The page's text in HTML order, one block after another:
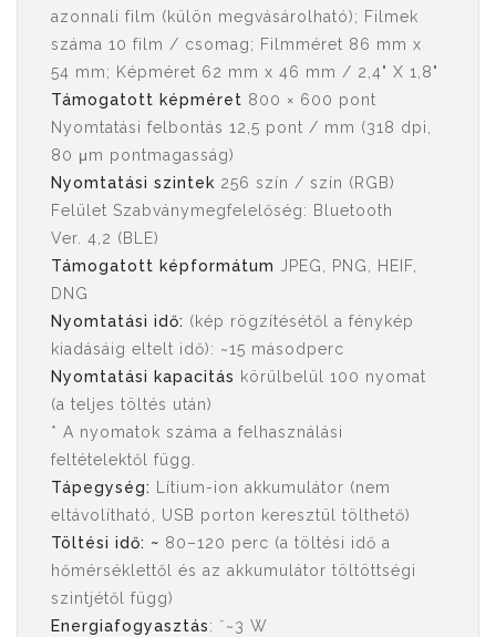
azonnali film (külön megvásárolható); Filmek
száma 10 film / csomag; Filmméret 86 mm x
54 mm; Képméret 62 mm x 46 mm / 2,4" X 1,8"
Támogatott képméret 800 × 600 pont
Nyomtatási felbontás 12,5 pont / mm (318 dpi,
80 μm pontmagasság)
Nyomtatási szintek 256 szín / szín (RGB)
Felület Szabványmegfelelőség: Bluetooth
Ver. 4,2 (BLE)
Támogatott képformátum JPEG, PNG, HEIF,
DNG
Nyomtatási idő: (kép rögzítésétől a fénykép
kiadásáig eltelt idő): ~15 másodperc
Nyomtatási kapacitás körülbelül 100 nyomat
(a teljes töltés után)
* A nyomatok száma a felhasználási
feltételektől függ.
Tápegység: Lítium-ion akkumulátor (nem
eltávolítható, USB porton keresztül tölthető)
Töltési idő: ~ 80–120 perc (a töltési idő a
hőmérséklettől és az akkumulátor töltöttségi
szintjétől függ)
Energiafogyasztás: ˇ~3 W